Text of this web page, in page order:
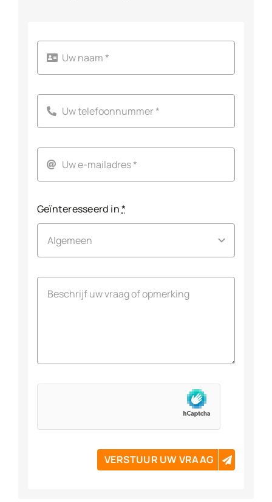
Geïnteresseerd in*
VERSTUUR UW VRAAG